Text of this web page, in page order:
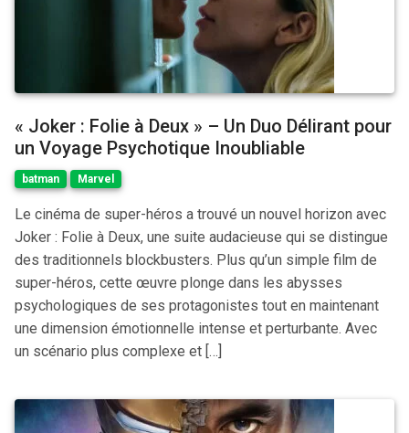
« Joker : Folie à Deux » – Un Duo Délirant pour
un Voyage Psychotique Inoubliable
batman Marvel
Le cinéma de super-héros a trouvé un nouvel horizon avec
Joker : Folie à Deux, une suite audacieuse qui se distingue
des traditionnels blockbusters. Plus qu’un simple film de
super-héros, cette œuvre plonge dans les abysses
psychologiques de ses protagonistes tout en maintenant
une dimension émotionnelle intense et perturbante. Avec
un scénario plus complexe et […]